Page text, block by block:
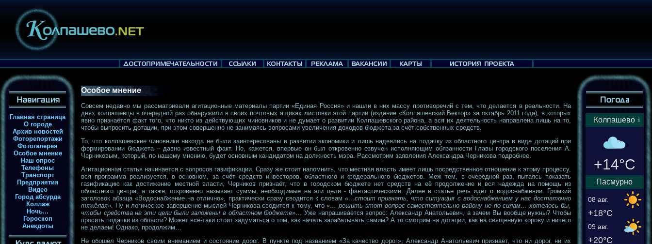
Главная страница
О городе
Архив новостей
Фоторепортажи
Фотогалерея
Особое мнение
Наш опрос
Телефоны
Транспорт
Предприятия
Видео
Город абсурда
Коллаж
Ночь...
Гороскоп
Анекдоты
Особое мнение
Совсем недавно мы рассматривали агитационные материалы партии «Единая Россия» и нашли в них массу противоречий с тем, что делается в реальности. На
днях колпашевцы в очередной раз обнаружили в своих почтовых ящиках листовки этой партии (издание «Колпашевский Вектор» за октябрь 2011 года), в которых
явно признаётся факт того, что никто из действующих чиновников и не думает о развитии Колпашевского района, а вся их деятельность направлена лишь на то,
чтобы выпросить дотации, при этом совершенно не занимаясь вопросами увеличения доходов бюджета за счёт собственных средств.
То, что колпашевские чиновники никогда не были заинтересованы в развитии экономики и лишь надеялись на подачку из областного центра в виде дотаций при
формировании бюджета – давно известный факт. Но, кажется, впервые он был откровенно озвучен исполняющим обязанности Главы городского поселения А.
Черниковым, который, по нашему мнению, будет основным кандидатом на должность мэра. Рассмотрим заявления Александра Черникова подробнее.
Агитационная статья начинается с вопросов газификации. Сразу же стоит напомнить, что местная власть имеет лишь посредственное отношение к этому процессу,
вся программа реализуется, в основном, за счёт средств инвесторов, областного и федерального бюджетов. Меж тем, в очередной раз, пытаясь показать
газификацию как достижение местной власти, Черников признаёт, что в городском бюджете нет средств на её продолжение и вся надежда на помощь из
областного центра, а также, откровенно называет суммы, необходимые на эти цели - фантастическими. Далее в статье речь идёт о водоснабжении. Громкий
заголовок абзаца «Водоснабжение на отлично», практически сразу сводится к словам«…стоит признать, что ситуация с водоснабжением у нас достаточно
тяжёлая». Ну и логическое завершение мыслей Черникова сводится к тому, что«… решить этот вопрос самостоятельно району не по силам… хотелось бы,
чтобы средства на эти цели были заложены в областном бюджете»… Уже напрашивается вопрос: Александр Анатольевич, а зачем Вы вообще нужны? Чтобы
просить подачки из области? Может всё-таки стоит задуматься о том, как начать зарабатывать самим? А то смотрим на дотации, как на священную корову и ничего
не делаем! Однако, продолжим…
Не обошёл Черников своим вниманием и состояние дорог. В пункте под названием «За качество дорог», Александр Анатольевич признаёт, что ни дорог, ни их
Колпашево
+14°C
Пасмурно
08 авг.
+18°C
09 авг.
+20°C